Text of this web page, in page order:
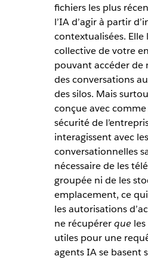
fichiers les plus
l’IA d’agir à partir
contextualisées. Elle
collective de votre
pouvant accéder de
des conversations
des silos. Mais
conçue avec
sécurité de
interagissent avec
conversationnelles
nécessaire de les
groupée ni de les
emplacement, ce
les autorisations
ne récupérerque
utiles pour une
agents IA se basent